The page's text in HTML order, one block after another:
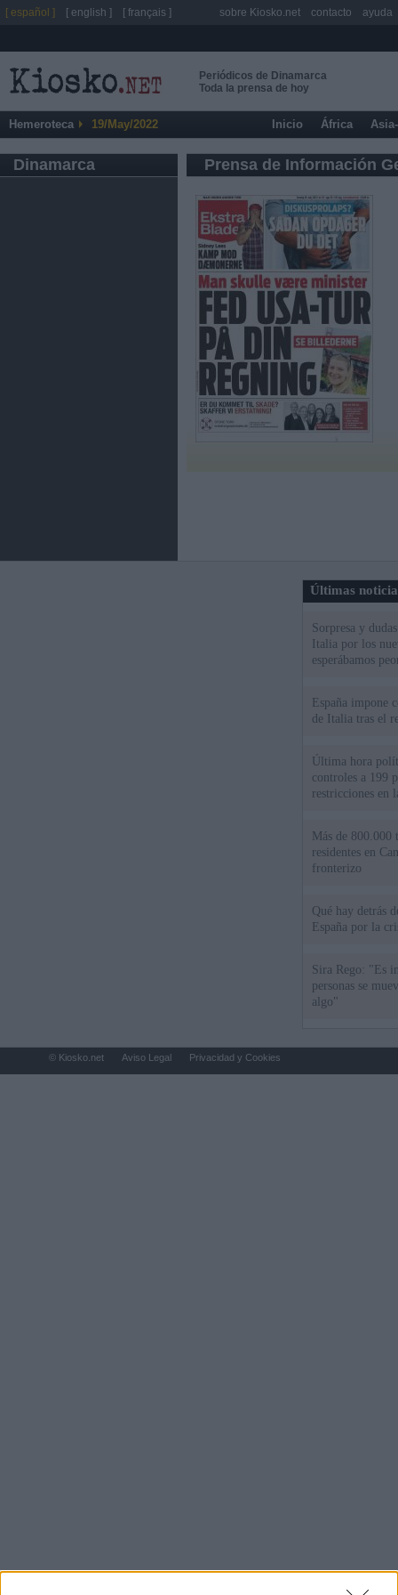
Periódicos de Dinamarca
Toda la prensa de hoy
Hemeroteca 19/May/2022 Inicio África
Dinamarca Prensa de Información
Últimas
Sorpresa y
Italia por los
esperábamos
España impone
de Italia tras el
Última hora
controles a 199
restricciones en
Más de 800.000
residentes en
fronterizo
Qué hay detrás
España por la
Sira Rego: "Es
personas se
algo"
[ español ] [ english ] [ français ] sobre Kiosko.net contacto ayuda
© Kiosko.net Aviso Legal Privacidad y Cookies